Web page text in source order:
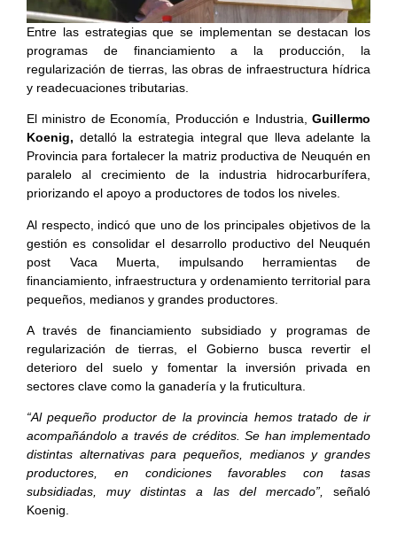
Entre las estrategias que se implementan se destacan los
programas de financiamiento a la producción, la
regularización de tierras, las obras de infraestructura hídrica
y readecuaciones tributarias.
El ministro de Economía, Producción e Industria,
Guillermo
Koenig, detalló la estrategia integral que lleva adelante la
Provincia para fortalecer la matriz productiva de Neuquén en
paralelo al crecimiento de la industria hidrocarburífera,
priorizando el apoyo a productores de todos los niveles.
Al respecto, indicó que uno de los principales objetivos de la
gestión es consolidar el desarrollo productivo del Neuquén
post Vaca Muerta, impulsando herramientas de
financiamiento, infraestructura y ordenamiento territorial para
pequeños, medianos y grandes productores.
A través de financiamiento subsidiado y programas de
regularización de tierras, el Gobierno busca revertir el
deterioro del suelo y fomentar la inversión privada en
sectores clave como la ganadería y la fruticultura.
“Al pequeño productor de la provincia hemos tratado de ir
acompañándolo a través de créditos. Se han implementado
distintas alternativas para pequeños, medianos y grandes
productores, en condiciones favorables con tasas
subsidiadas, muy distintas a las del mercado”, señaló
Koenig.